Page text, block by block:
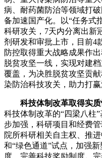
病、耐药菌防治等领域打
备加速国产化。以“任务式
科研攻关，7天内分离出新
剂研发和审批上市，目前4
防控取得重大战略成果作
脱贫攻坚一线，实现对建
覆盖，为决胜脱贫攻坚贡
染防治科技攻关，助力打赢
科技体制改革取得实质
科技体制改革的“四梁八柱
步加强，科研项目和经费
院所科研相关自主权、推
和“绿色通道”试点，加强